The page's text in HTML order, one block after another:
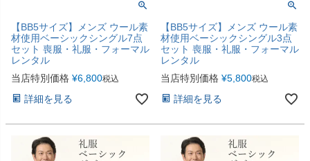
【BB5サイズ】メンズ ウール素
材使用ベーシックシングル7点
セット 喪服・礼服・フォーマル
レンタル
当店特別価格 ¥6,800税込
詳細を見る
【BB5サイズ】メンズ ウール素
材使用ベーシックシングル3点
セット 喪服・礼服・フォーマル
レンタル
当店特別価格 ¥5,800税込
詳細を見る